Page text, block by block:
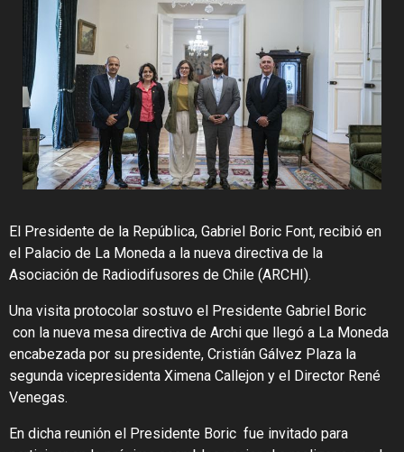
El Presidente de la República, Gabriel Boric Font, recibió en
el Palacio de La Moneda a la nueva directiva de la
Asociación de Radiodifusores de Chile (ARCHI).
Una visita protocolar sostuvo el Presidente Gabriel Boric
con la nueva mesa directiva de Archi que llegó a La Moneda
encabezada por su presidente, Cristián Gálvez Plaza la
segunda vicepresidenta Ximena Callejon y el Director René
Venegas.
En dicha reunión el Presidente Boric fue invitado para